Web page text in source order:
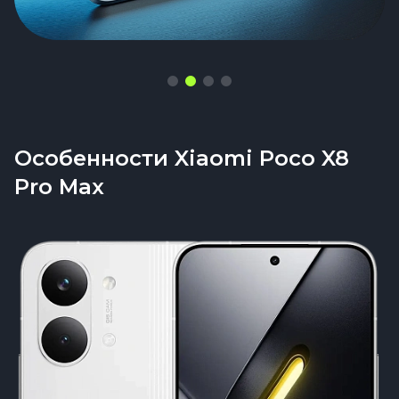
Особенности Xiaomi Poco X8
Pro Max